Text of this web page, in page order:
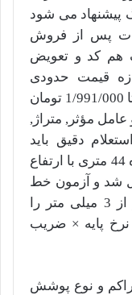
می شود
پس از فروش
هم کد و تعویض
قیمت حدودی
1/991/000 تومان
مؤثر, متراژ,
دقیق باید
تماس بگیرید. سطر شواهد: در پروژه 44 متری با ارتفاع
طی 3 روز کامل شد و آزمون خط
کش 1 متر, انحراف عمودیت کمتر از 3 میلی متر را
پایه × ضریب
و نوع پوشش